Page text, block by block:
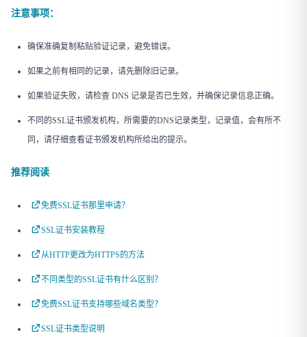
注意事项：
确保准确复制粘贴验证记录，避免错误。
如果之前有相同的记录，请先删除旧记录。
如果验证失败，请检查 DNS 记录是否已生效，并确保记录信息正确。
不同的SSL证书颁发机构，所需要的DNS记录类型，记录值，会有所不
同，请仔细查看证书颁发机构所给出的提示。
推荐阅读
免费SSL证书那里申请？
SSL证书安装教程
从HTTP更改为HTTPS的方法
不同类型的SSL证书有什么区别？
免费SSL证书支持哪些域名类型？
SSL证书类型说明